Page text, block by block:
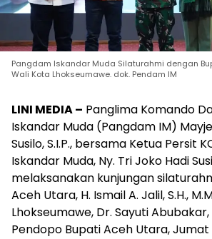
Pangdam Iskandar Muda Silaturahmi dengan
Wali Kota Lhokseumawe. dok. Pendam IM
LINI MEDIA – Panglima Komando
Iskandar Muda (Pangdam IM)
Susilo, S.I.P., bersama Ketua Persit
Iskandar Muda, Ny. Tri Joko Hadi
melaksanakan kunjungan
Aceh Utara, H. Ismail A. Jalil, S.H.,
Lhokseumawe, Dr. Sayuti Abubakar,
Pendopo Bupati Aceh Utara, Jumat